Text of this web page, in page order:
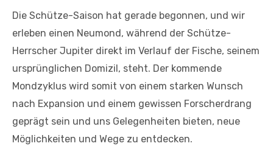
Die Schütze-Saison hat gerade begonnen, und wir
erleben einen Neumond, während der Schütze-
Herrscher Jupiter direkt im Verlauf der Fische, seinem
ursprünglichen Domizil, steht. Der kommende
Mondzyklus wird somit von einem starken Wunsch
nach Expansion und einem gewissen Forscherdrang
geprägt sein und uns Gelegenheiten bieten, neue
Möglichkeiten und Wege zu entdecken.